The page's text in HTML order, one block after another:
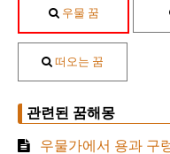
우물 꿈
떠오는 꿈
관련된 꿈해몽
우물가에서 용과 구렁